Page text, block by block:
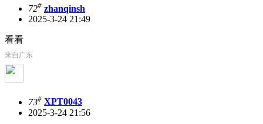
72# zhanqinsh
2025-3-24 21:49
看看
来自广东
73# XPT0043
2025-3-24 21:56